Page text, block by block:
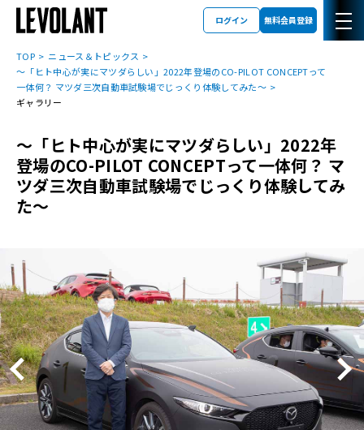
ログイン 無料会員登録
TOP
ニュース＆トピックス
～「ヒト中心が実にマツダらしい」2022年登場のCO-PILOT CONCEPTって
一体何？ マツダ三次自動車試験場でじっくり体験してみた～
ギャラリー
～「ヒト中心が実にマツダらしい」2022年
登場のCO-PILOT CONCEPTって一体何？ マ
ツダ三次自動車試験場でじっくり体験してみ
た～